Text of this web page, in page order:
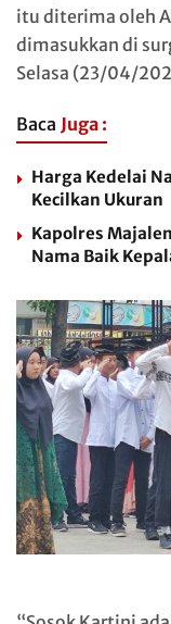
itu diterima oleh
dimasukkan di
Selasa (23/04/
Baca Juga :
Harga Kedelai
Kecilkan Ukuran
Kapolres
Nama Baik